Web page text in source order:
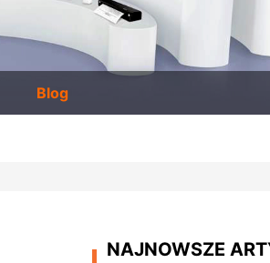
Blog
NAJNOWSZE